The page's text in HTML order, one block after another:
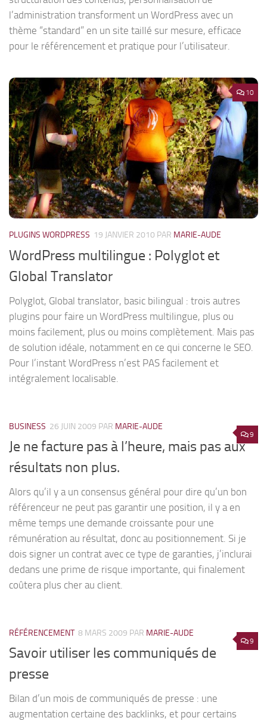
l’administration transforment un WordPress avec un
thème “standard” en un site taillé sur mesure, efficace
pour le référencement et pratique pour l’utilisateur.
10
PLUGINS WORDPRESS 19 JANVIER 2010 PAR MARIE-AUDE
WordPress multilingue : Polyglot et
Global Translator
Polyglot, Global translator, basic bilingual : trois autres
plugins pour faire un WordPress multilingue, plus ou
moins facilement, plus ou moins complètement. Mais pas
de solution idéale, notamment en ce qui concerne le SEO.
Pour l’instant WordPress n’est PAS facilement et
intégralement localisable.
9
BUSINESS 26 JUIN 2009 PAR MARIE-AUDE
Je ne facture pas à l’heure, mais pas aux
résultats non plus.
Alors qu’il y a un consensus général pour dire qu’un bon
référenceur ne peut pas garantir une position, il y a en
même temps une demande croissante pour une
rémunération au résultat, donc au positionnement. Si je
dois signer un contrat avec ce type de garanties, j’inclurai
dedans une prime de risque importante, qui finalement
coûtera plus cher au client.
9
RÉFÉRENCEMENT 8 MARS 2009 PAR MARIE-AUDE
Savoir utiliser les communiqués de
presse
Bilan d’un mois de communiqués de presse : une
augmentation certaine des backlinks, et pour certains